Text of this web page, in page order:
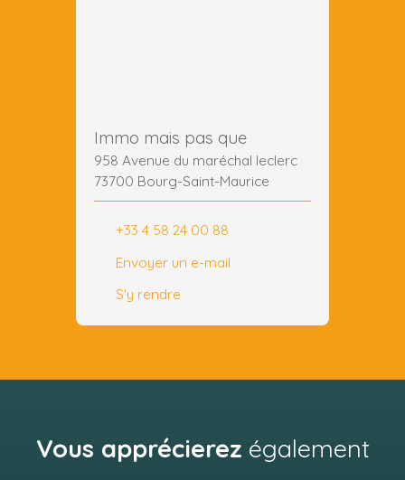
Immo mais pas que
958 Avenue du maréchal leclerc
73700 Bourg-Saint-Maurice
+33 4 58 24 00 88
Envoyer un e-mail
S'y rendre
Vous apprécierez également